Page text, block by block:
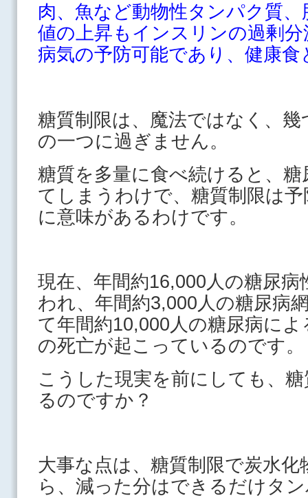
肉、魚など動物性タンパク質
値の上昇もインスリンの過剰
病気の予防可能であり、健康
糖質制限は、魔法ではなく、
の一つに過ぎません。
糖質を多量に食べ続けると、
てしまうわけで、糖質制限は
に意味があるわけです。
現在、年間約16,000人の糖尿
われ、年間約3,000人の糖尿病
て年間約10,000人の糖尿病に
の死亡が起こっているのです。
こうした現実を前にしても、
るのですか？
大事な点は、糖質制限で炭水
ら、減った分はできるだけタ